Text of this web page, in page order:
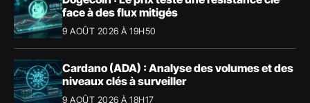
face à des flux mitigés
9 AOÛT 2026 À 19H50
Cardano (ADA) : Analyse des volumes et des
niveaux clés à surveiller
9 AOÛT 2026 À 18H17